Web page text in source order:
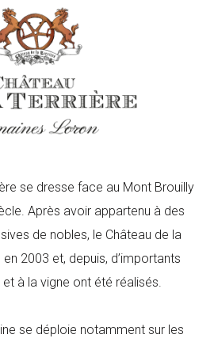
se dresse face au Mont Brouilly
Après avoir appartenu à des
de nobles, le Château de la
2003 et, depuis, d’importants
à la vigne ont été réalisés.
se déploie notamment sur les